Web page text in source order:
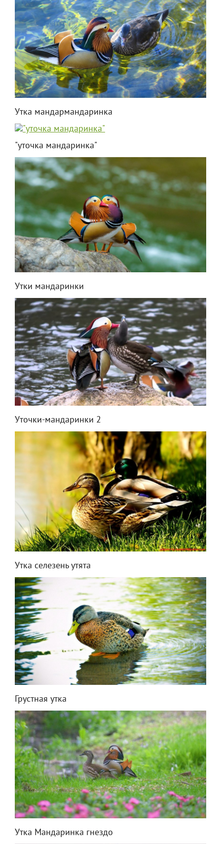
Утка мандармандаринка
"уточка мандаринка"
Утки мандаринки
Уточки-мандаринки 2
Утка селезень утята
Грустная утка
Утка Мандаринка гнездо